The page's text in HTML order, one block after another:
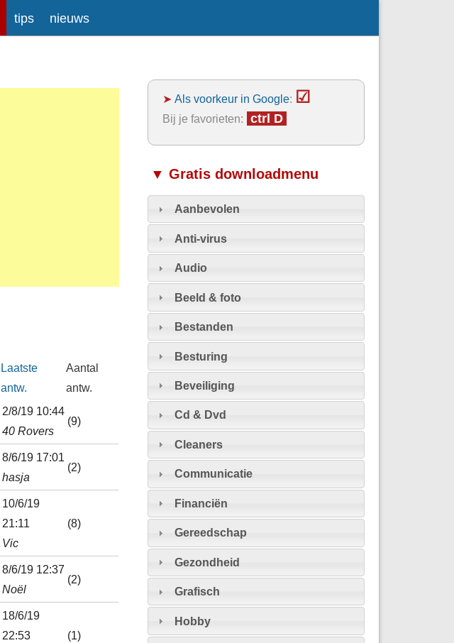
tips nieuws
Laatste
antw.
Aantal
antw.
2/8/19 10:44
40 Rovers
(9)
8/6/19 17:01
hasja
(2)
10/6/19
21:11
Vic
(8)
8/6/19 12:37
Noël
(2)
18/6/19
22:53
(1)
➤Als voorkeur in Google: ☑
Bij je favorieten: ctrl D
▼ Gratis downloadmenu
Aanbevolen
Anti-virus
Audio
Beeld & foto
Bestanden
Besturing
Beveiliging
Cd & Dvd
Cleaners
Communicatie
Financiën
Gereedschap
Gezondheid
Grafisch
Hobby